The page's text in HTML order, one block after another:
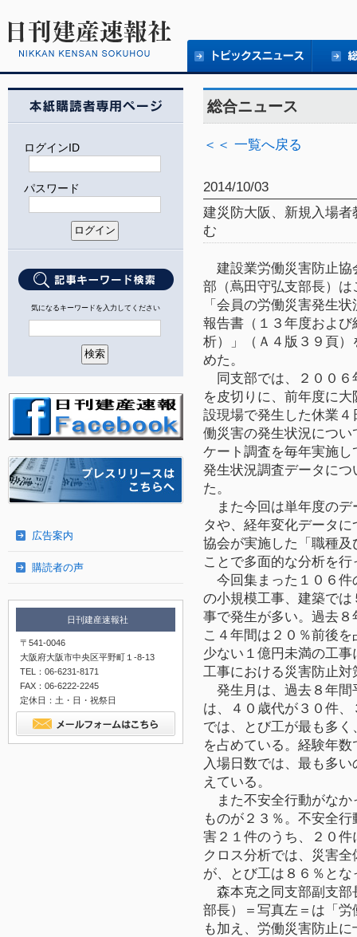
ログインID
パスワード
気になるキーワードを入力してください
広告案内
購読者の声
日刊建産速報社
〒541-0046
大阪府大阪市中央区平野町１-8-13
TEL：06-6231-8171
FAX：06-6222-2245
定休日：土・日・祝祭日
総合ニュース
＜＜ 一覧へ戻る
2014/10/03
建災防大阪、新規入場
む
建設業労働災害防止協
部（蔦田守弘支部長）は
「会員の労働災害発生
報告書（１３年度および
析）」（Ａ４版３９頁）
めた。
同支部では、２００６
を皮切りに、前年度に大
設現場で発生した休業４
働災害の発生状況につ
ケート調査を毎年実施
発生状況調査データに
た。
また今回は単年度のデ
タや、経年変化データ
協会が実施した「職種
ことで多面的な分析を行
今回集まった１０６件
の小規模工事、建築で
事で発生が多い。過去
こ４年間は２０％前後
少ない１億円未満の工
工事における災害防止
発生月は、過去８年間
は、４０歳代が３０件
では、とび工が最も多
を占めている。経験年
入場日数では、最も多
えている。
また不安全行動がなか
ものが２３％。不安全
害２１件のうち、２０
クロス分析では、災害
が、とび工は８６％とな
森本克之同支部副支部
部長）＝写真左＝は「
も加え、労働災害防止